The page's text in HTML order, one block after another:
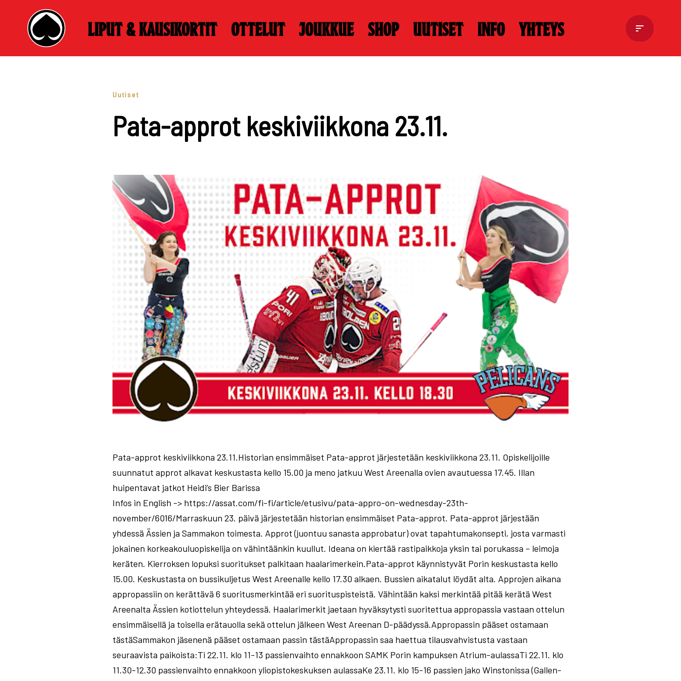
content
Liput & kausikortit Ottelut Joukkue Shop Uutiset Info Yhteys
Pata-approt keskiviikkona 23.11.
Uutiset
Pata-approt keskiviikkona 23.11.Historian ensimmäiset Pata-approt järjestetään keskiviikkona 23.11. Opiskelijoille
suunnatut approt alkavat keskustasta kello 15.00 ja meno jatkuu West Areenalla ovien avautuessa 17.45. Illan
huipentavat jatkot Heidi’s Bier Barissa
Infos in English -> https://assat.com/fi-fi/article/etusivu/pata-appro-on-wednesday-23th-
november/6016/Marraskuun 23. päivä järjestetään historian ensimmäiset Pata-approt. Pata-approt järjestään
yhdessä Ässien ja Sammakon toimesta. Approt (juontuu sanasta approbatur) ovat tapahtumakonsepti, josta varmasti
jokainen korkeakouluopiskelija on vähintäänkin kuullut. Ideana on kiertää rastipaikkoja yksin tai porukassa – leimoja
keräten. Kierroksen lopuksi suoritukset palkitaan haalarimerkein.Pata-approt käynnistyvät Porin keskustasta kello
15.00. Keskustasta on bussikuljetus West Areenalle kello 17.30 alkaen. Bussien aikatalut löydät alta. Approjen aikana
appropassiin on kerättävä 6 suoritusmerkintää eri suorituspisteistä. Vähintään kaksi merkintää pitää kerätä West
Areenalta Ässien kotiottelun yhteydessä. Haalarimerkit jaetaan hyväksytysti suoritettua appropassia vastaan ottelun
ensimmäisellä ja toisella erätauolla sekä ottelun jälkeen West Areenan D-päädyssä.Appropassin pääset ostamaan
tästäSammakon jäsenenä pääset ostamaan passin tästäAppropassin saa haettua tilausvahvistusta vastaan
seuraavista paikoista:Ti 22.11. klo 11-13 passienvaihto ennakkoon SAMK Porin kampuksen Atrium-aulassaTi 22.11. klo
11.30-12.30 passienvaihto ennakkoon yliopistokeskuksen aulassaKe 23.11. klo 15-16 passien jako Winstonissa (Gallen-